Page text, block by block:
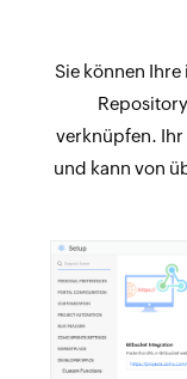
Sie können
verknüpfen. Ihr
und kann von